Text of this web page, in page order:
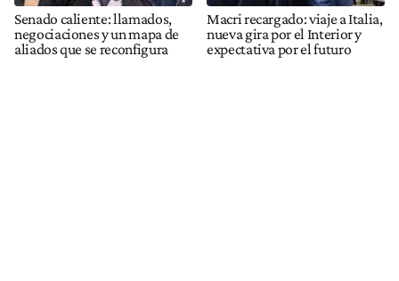
Senado caliente: llamados,
negociaciones y un mapa de
aliados que se reconfigura
Macri recargado: viaje a Italia,
nueva gira por el Interior y
expectativa por el futuro